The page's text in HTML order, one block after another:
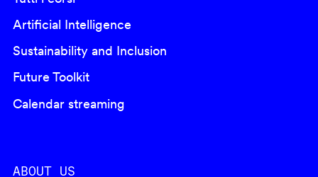
Artificial Intelligence
Sustainability and Inclusion
Future Toolkit
Calendar streaming
ABOUT US